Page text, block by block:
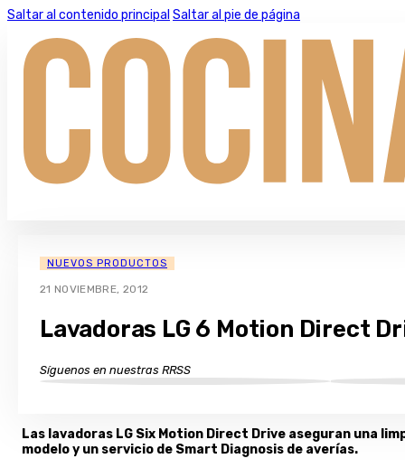
Saltar al contenido principal Saltar al pie de página
NUEVOS PRODUCTOS
21 NOVIEMBRE, 2012
Lavadoras LG 6 Motion Direct
Síguenos en nuestras RRSS
Las lavadoras LG Six Motion Direct Drive aseguran una
modelo y un servicio de Smart Diagnosis de averías.